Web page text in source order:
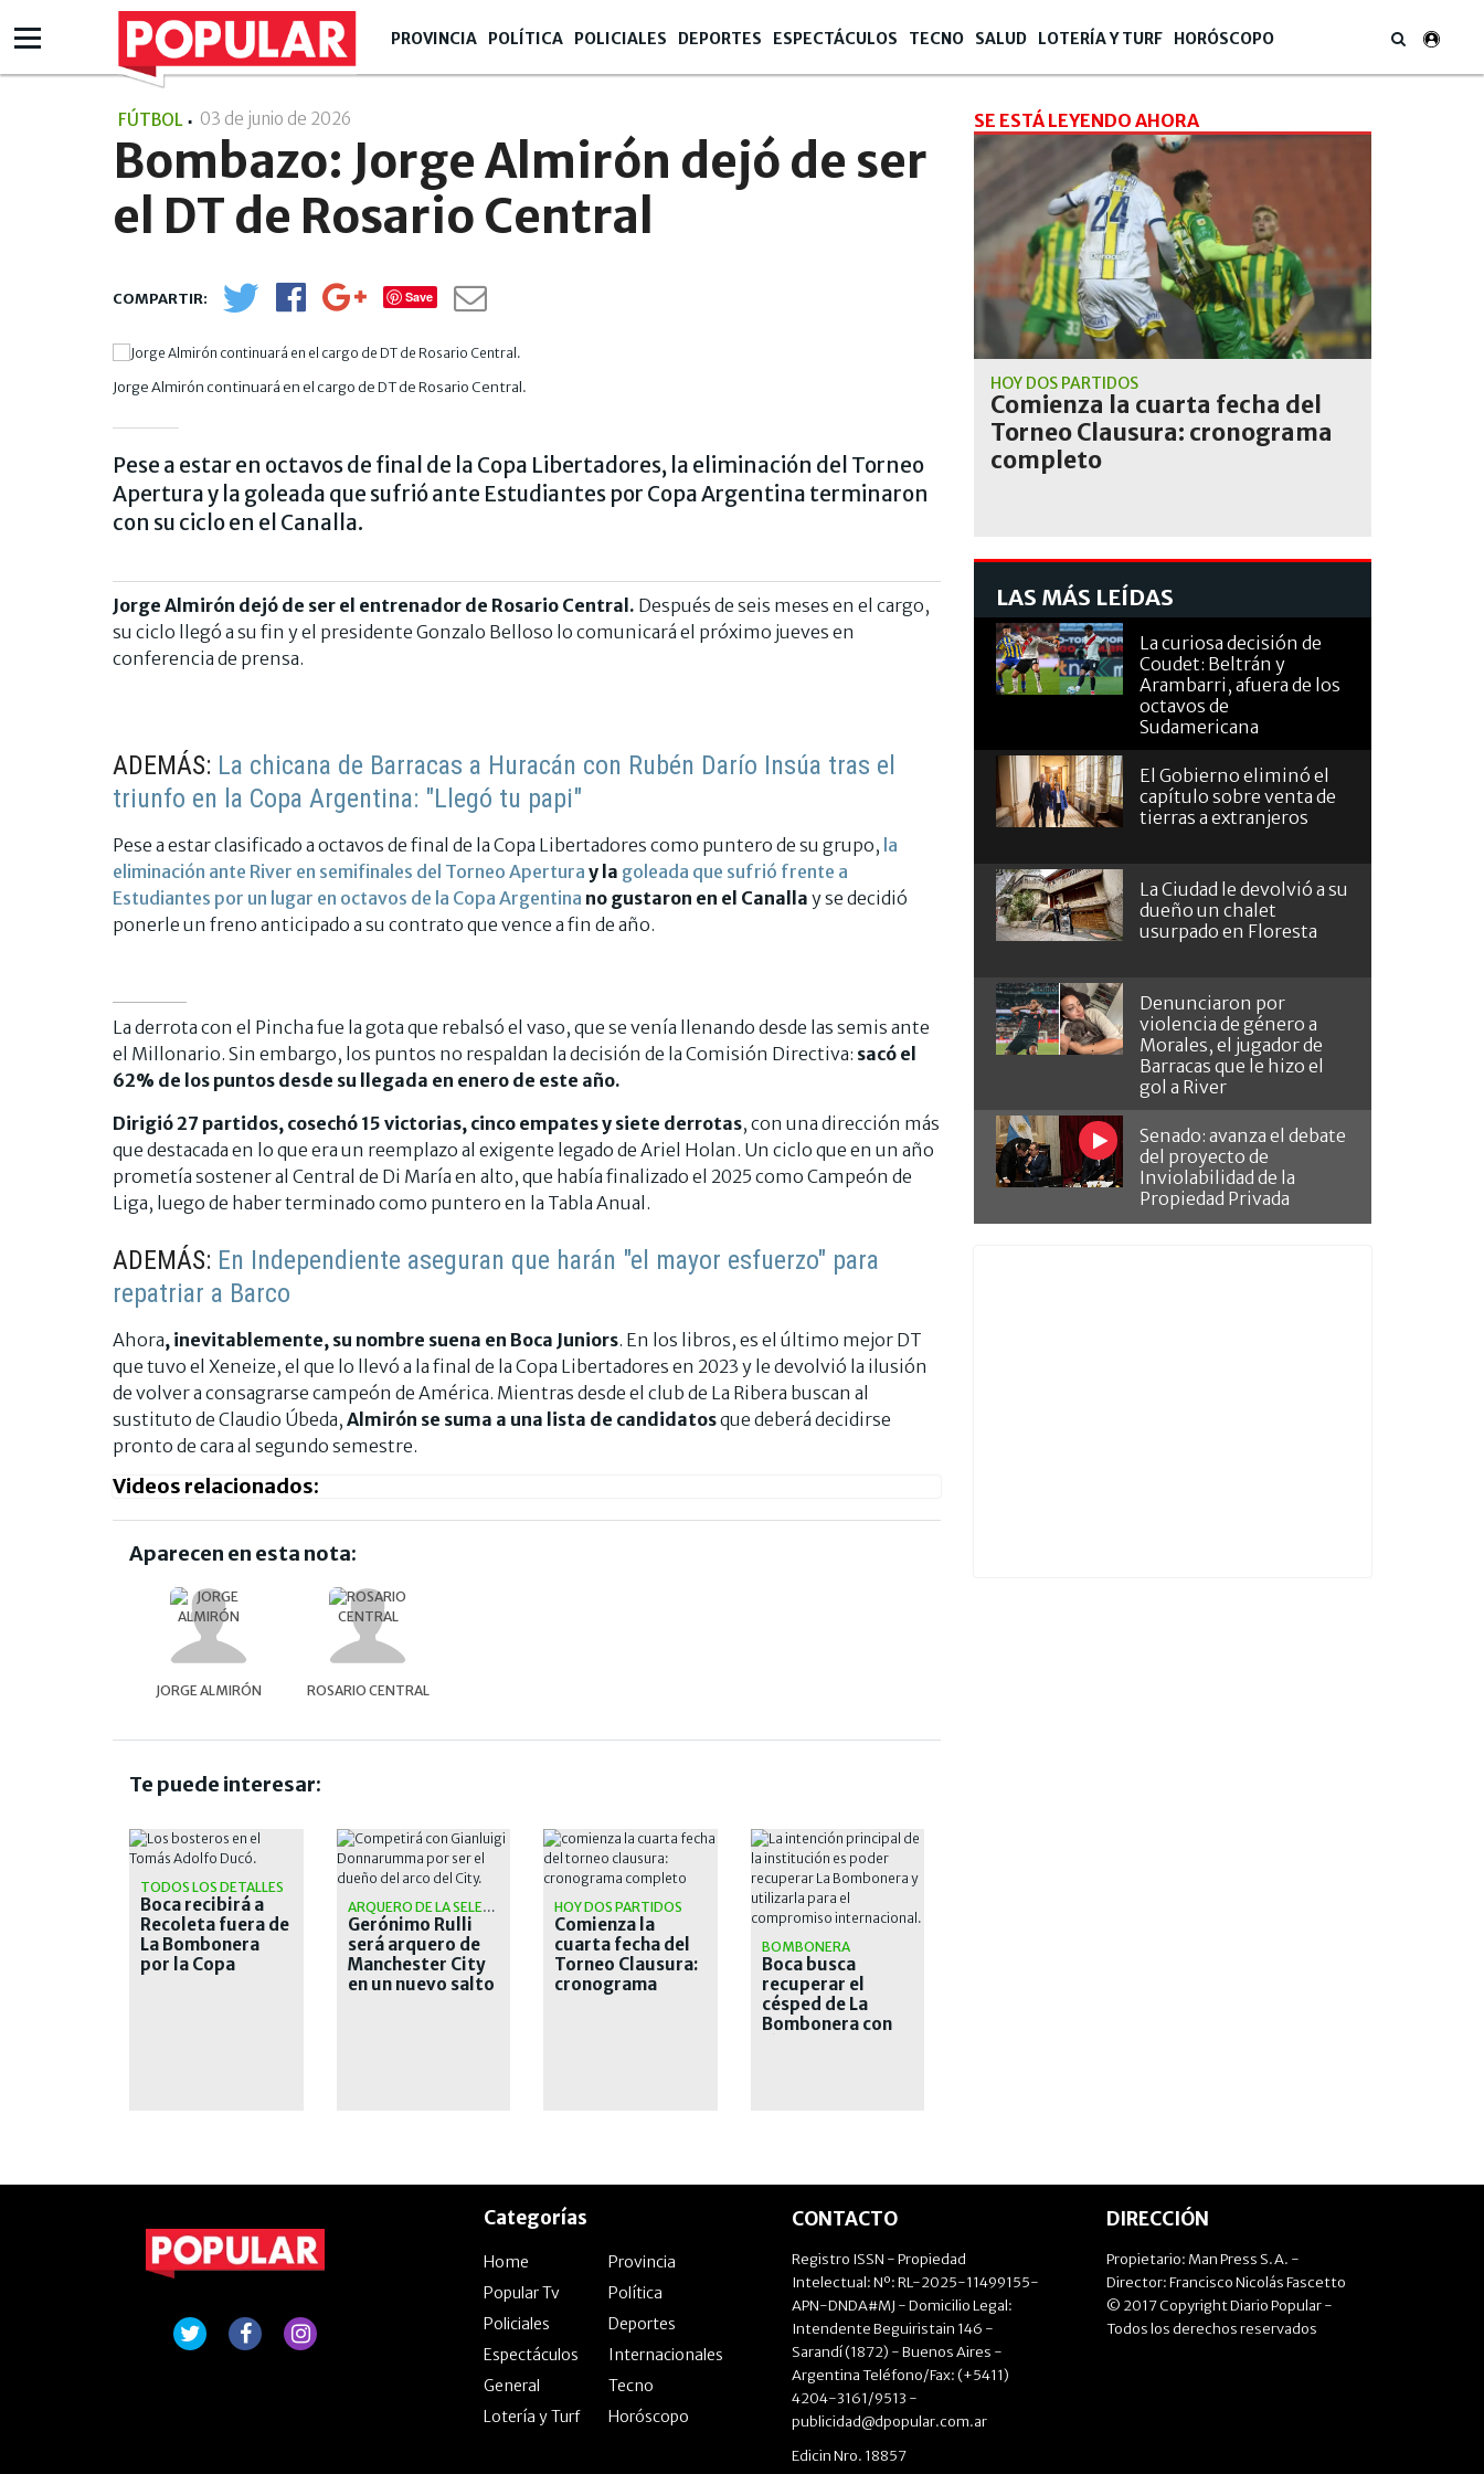
PROVINCIA POLÍTICA POLICIALES DEPORTES ESPECTÁCULOS TECNO SALUD LOTERÍA Y TURF HORÓSCOPO
FÚTBOL 03 de junio de 2026
Bombazo: Jorge Almirón dejó de ser
el DT de Rosario Central
Save
Jorge Almirón continuará en el cargo de DT de Rosario Central.
Pese a estar en octavos de final de la Copa Libertadores, la eliminación del Torneo
Apertura y la goleada que sufrió ante Estudiantes por Copa Argentina terminaron
con su ciclo en el Canalla.
Jorge Almirón dejó de ser el entrenador de Rosario Central. Después de seis meses en el cargo,
su ciclo llegó a su fin y el presidente Gonzalo Belloso lo comunicará el próximo jueves en
conferencia de prensa.
ADEMÁS: La chicana de Barracas a Huracán con Rubén Darío Insúa tras el
triunfo en la Copa Argentina: "Llegó tu papi"
Pese a estar clasificado a octavos de final de la Copa Libertadores como puntero de su grupo, la
eliminación ante River en semifinales del Torneo Apertura y la goleada que sufrió frente a
Estudiantes por un lugar en octavos de la Copa Argentina no gustaron en el Canalla y se decidió
ponerle un freno anticipado a su contrato que vence a fin de año.
La derrota con el Pincha fue la gota que rebalsó el vaso, que se venía llenando desde las semis ante
el Millonario. Sin embargo, los puntos no respaldan la decisión de la Comisión Directiva: sacó el
62% de los puntos desde su llegada en enero de este año.
Dirigió 27 partidos, cosechó 15 victorias, cinco empates y siete derrotas, con una dirección más
que destacada en lo que era un reemplazo al exigente legado de Ariel Holan. Un ciclo que en un año
prometía sostener al Central de Di María en alto, que había finalizado el 2025 como Campeón de
Liga, luego de haber terminado como puntero en la Tabla Anual.
ADEMÁS: En Independiente aseguran que harán "el mayor esfuerzo" para
repatriar a Barco
Ahora, inevitablemente, su nombre suena en Boca Juniors. En los libros, es el último mejor DT
que tuvo el Xeneize, el que lo llevó a la final de la Copa Libertadores en 2023 y le devolvió la ilusión
de volver a consagrarse campeón de América. Mientras desde el club de La Ribera buscan al
sustituto de Claudio Úbeda, Almirón se suma a una lista de candidatosque deberá decidirse
pronto de cara al segundo semestre.
Videos relacionados:
Aparecen en esta nota:
JORGE ALMIRÓN ROSARIO CENTRAL
Te puede interesar:
TODOS LOS DETALLES
Boca recibirá a
Recoleta fuera de
La Bombonera
por la Copa
ARQUERO DE LA SELECCIÓN
Gerónimo Rulli
será arquero de
Manchester City
en un nuevo salto
HOY DOS PARTIDOS
Comienza la
cuarta fecha del
Torneo Clausura:
cronograma
BOMBONERA
Boca busca
recuperar el
césped de La
Bombonera con
SE ESTÁ LEYENDO AHORA
HOY DOS PARTIDOS
Comienza la cuarta fecha del
Torneo Clausura: cronograma
completo
LAS MÁS LEÍDAS
La curiosa decisión de
Coudet: Beltrán y
Arambarri, afuera de los
octavos de
Sudamericana
El Gobierno eliminó el
capítulo sobre venta de
tierras a extranjeros
La Ciudad le devolvió a su
dueño un chalet
usurpado en Floresta
Denunciaron por
violencia de género a
Morales, el jugador de
Barracas que le hizo el
gol a River
Senado: avanza el debate
del proyecto de
Inviolabilidad de la
Propiedad Privada
Categorías
Home
Provincia
Popular Tv
Política
Policiales
Deportes
Espectáculos
Internacionales
General
Tecno
Lotería y Turf
Horóscopo
CONTACTO
Registro ISSN - Propiedad
Intelectual: Nº: RL-2025-11499155-
APN-DNDA#MJ - Domicilio Legal:
Intendente Beguiristain 146 -
Sarandí (1872) - Buenos Aires -
Argentina Teléfono/Fax: (+5411)
4204-3161/9513 -
publicidad@dpopular.com.ar
Edicin Nro. 18857
DIRECCIÓN
Propietario: Man Press S.A. -
Director: Francisco Nicolás Fascetto
© 2017 Copyright Diario Popular -
Todos los derechos reservados